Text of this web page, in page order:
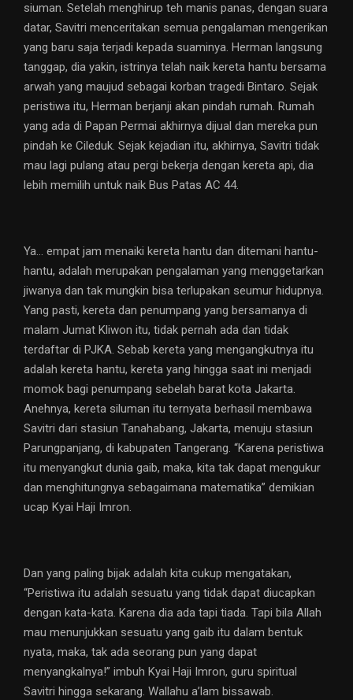
siuman. Setelah menghirup teh manis panas, dengan suara
datar, Savitri menceritakan semua pengalaman mengerikan
yang baru saja terjadi kepada suaminya. Herman langsung
tanggap, dia yakin, istrinya telah naik kereta hantu bersama
arwah yang maujud sebagai korban tragedi Bintaro. Sejak
peristiwa itu, Herman berjanji akan pindah rumah. Rumah
yang ada di Papan Permai akhirnya dijual dan mereka pun
pindah ke Cileduk. Sejak kejadian itu, akhirnya, Savitri tidak
mau lagi pulang atau pergi bekerja dengan kereta api, dia
lebih memilih untuk naik Bus Patas AC 44.
Ya… empat jam menaiki kereta hantu dan ditemani hantu-
hantu, adalah merupakan pengalaman yang menggetarkan
jiwanya dan tak mungkin bisa terlupakan seumur hidupnya.
Yang pasti, kereta dan penumpang yang bersamanya di
malam Jumat Kliwon itu, tidak pernah ada dan tidak
terdaftar di PJKA. Sebab kereta yang mengangkutnya itu
adalah kereta hantu, kereta yang hingga saat ini menjadi
momok bagi penumpang sebelah barat kota Jakarta.
Anehnya, kereta siluman itu ternyata berhasil membawa
Savitri dari stasiun Tanahabang, Jakarta, menuju stasiun
Parungpanjang, di kabupaten Tangerang. “Karena peristiwa
itu menyangkut dunia gaib, maka, kita tak dapat mengukur
dan menghitungnya sebagaimana matematika” demikian
ucap Kyai Haji Imron.
Dan yang paling bijak adalah kita cukup mengatakan,
“Peristiwa itu adalah sesuatu yang tidak dapat diucapkan
dengan kata-kata. Karena dia ada tapi tiada. Tapi bila Allah
mau menunjukkan sesuatu yang gaib itu dalam bentuk
nyata, maka, tak ada seorang pun yang dapat
menyangkalnya!” imbuh Kyai Haji Imron, guru spiritual
Savitri hingga sekarang. Wallahu a’lam bissawab.